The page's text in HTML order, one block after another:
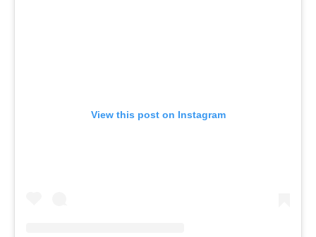
View this post on Instagram